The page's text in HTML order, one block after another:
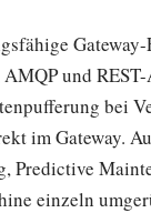
und
bei
im Gateway.
Predictive
einzeln